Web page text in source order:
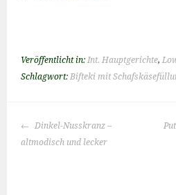
Veröffentlicht in:Int. Hauptgerichte,
Schlagwort:Bifteki mit
BEITRAGS-
NAVIGATION
Dinkel-Nusskranz –
altmodisch und lecker